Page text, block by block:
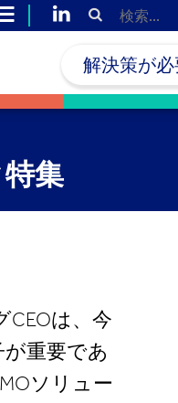
解決策が必
集
CEOは、今
重要であ
ソリュー